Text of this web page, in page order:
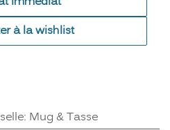
à la wishlist
: Mug & Tasse